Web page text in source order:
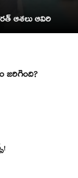
ఆశలు ఆవిరి
జరిగింది?